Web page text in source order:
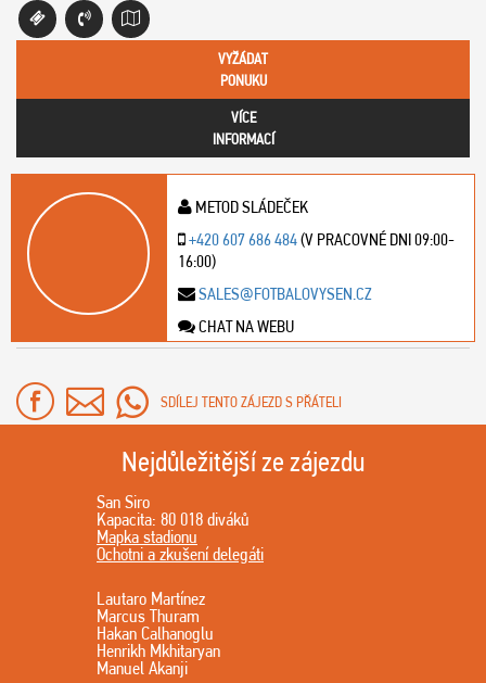
VYŽÁDAT
PONUKU
VÍCE
INFORMACÍ
METOD SLÁDEČEK
+420 607 686 484(V PRACOVNÉ DNI 09:00-
16:00)
SALES@FOTBALOVYSEN.CZ
CHAT NA WEBU
SDÍLEJ TENTO ZÁJEZD S PŘÁTELI
Nejdůležitější ze zájezdu
San Siro
Kapacita: 80 018 diváků
Mapka stadionu
Ochotni a zkušení delegáti
Lautaro Martínez
Marcus Thuram
Hakan Calhanoglu
Henrikh Mkhitaryan
Manuel Akanji